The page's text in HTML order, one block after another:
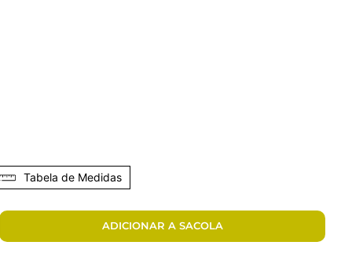
Tabela de Medidas
ADICIONAR A SACOLA